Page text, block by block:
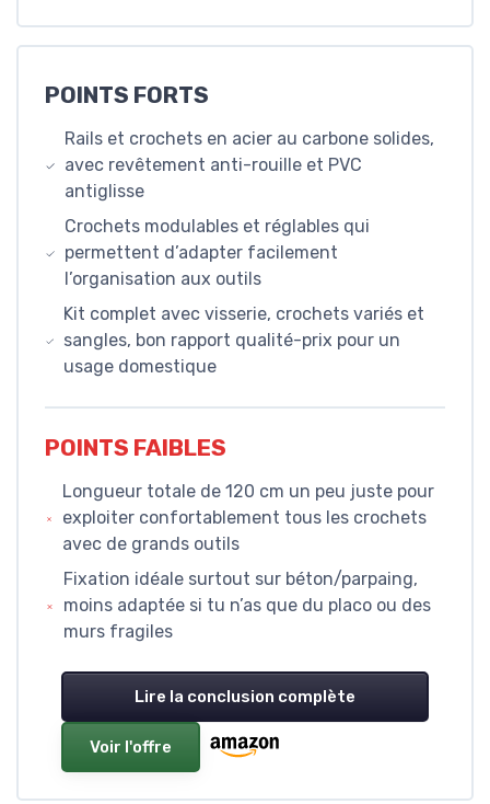
POINTS FORTS
Rails et crochets en acier au carbone solides,
avec revêtement anti-rouille et PVC
antiglisse
Crochets modulables et réglables qui
permettent d’adapter facilement
l’organisation aux outils
Kit complet avec visserie, crochets variés et
sangles, bon rapport qualité-prix pour un
usage domestique
POINTS FAIBLES
Longueur totale de 120 cm un peu juste pour
exploiter confortablement tous les crochets
avec de grands outils
Fixation idéale surtout sur béton/parpaing,
moins adaptée si tu n’as que du placo ou des
murs fragiles
Lire la conclusion complète
Voir l'offre